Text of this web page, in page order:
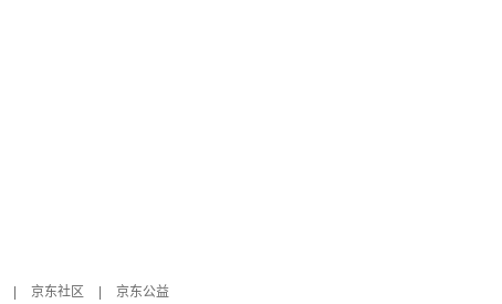
京东社区
京东公益